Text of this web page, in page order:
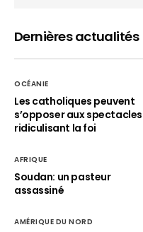
Dernières actualités
OCÉANIE
Les catholiques peuvent
s’opposer aux spectacles
ridiculisant la foi
AFRIQUE
Soudan: un pasteur
assassiné
AMÉRIQUE DU NORD